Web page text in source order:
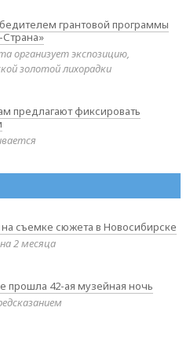
грантовой программы
организует экспозицию,
золотой лихорадки
предлагают фиксировать
съемке сюжета в Новосибирске
2 месяца
прошла 42-ая музейная ночь